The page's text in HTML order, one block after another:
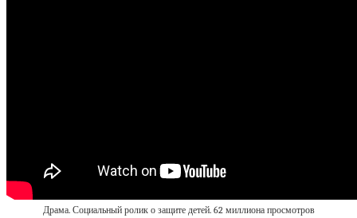
Драма. Социальный ролик о защите детей. 62 миллиона просмотров